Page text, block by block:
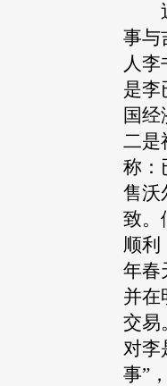
近
事与
人
是李
国经
二是
称：
售沃
致。
顺利
年春
并在
交易
对李
事”